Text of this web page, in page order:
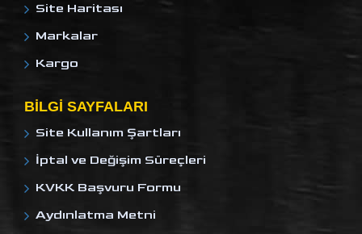
Site Haritası
Markalar
Kargo
BILGI SAYFALARI
Site Kullanım Şartları
İptal ve Değişim Süreçleri
KVKK Başvuru Formu
Aydınlatma Metni